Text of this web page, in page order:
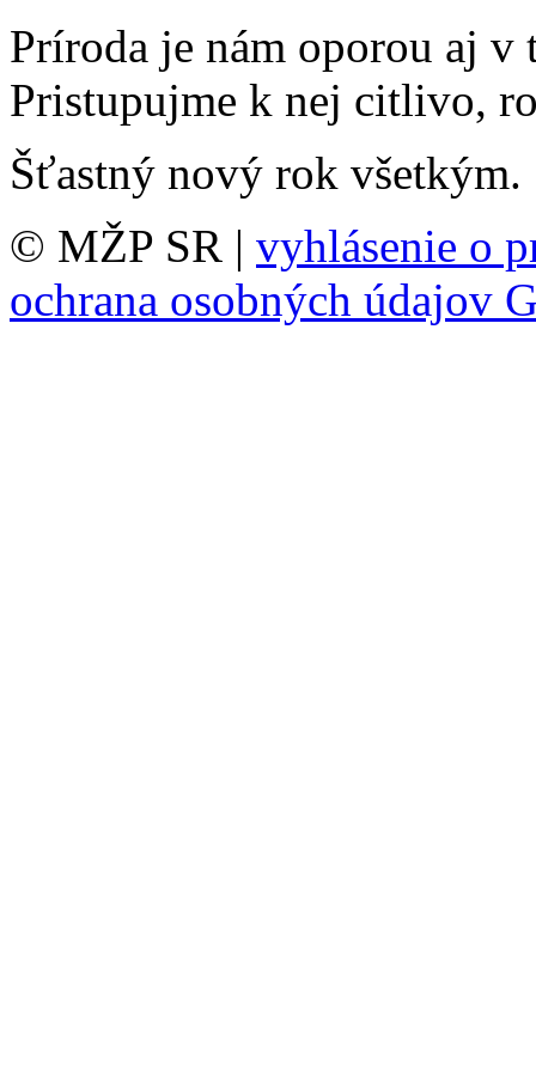
Príroda je nám oporou aj
Pristupujme k nej citlivo,
Šťastný nový rok všetkým.
© MŽP SR | vyhlásenie o
ochrana osobných údajov